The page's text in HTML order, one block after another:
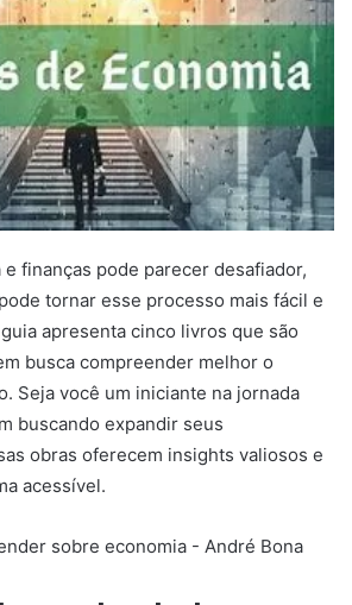
finanças pode parecer desafiador,
tornar esse processo mais fácil e
apresenta cinco livros que são
busca compreender melhor o
Seja você um iniciante na jornada
buscando expandir seus
obras oferecem insights valiosos e
acessível.